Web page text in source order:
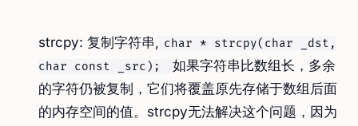
strcpy: 复制字符串, char * strcpy(char _dst,
char const _src);
如果字符串比数组长，多余
的字符仍被复制，它们将覆盖原先存储于数组后面
的内存空间的值。strcpy无法解决这个问题，因为